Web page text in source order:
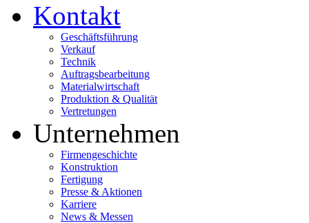
Kontakt
Geschäftsführung
Verkauf
Technik
Auftragsbearbeitung
Materialwirtschaft
Produktion & Qualität
Vertretungen
Unternehmen
Firmengeschichte
Konstruktion
Fertigung
Presse & Aktionen
Karriere
News & Messen